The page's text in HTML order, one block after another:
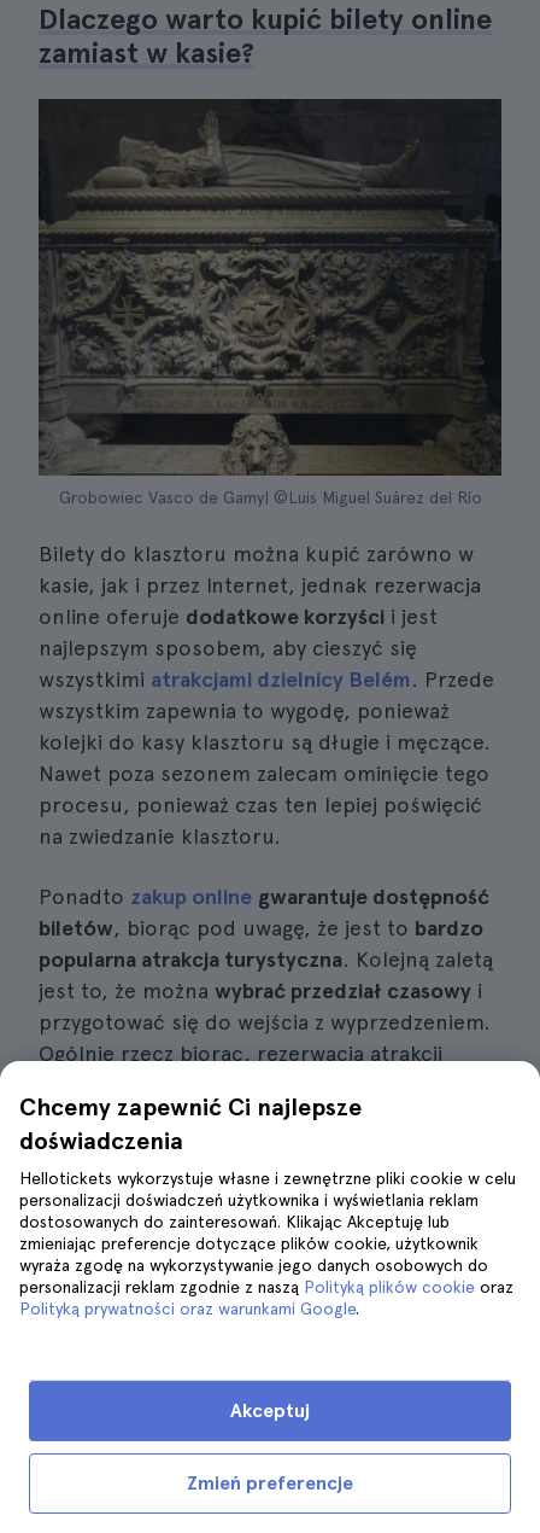
Dlaczego warto kupić bilety online
zamiast w kasie?
Grobowiec Vasco de Gamy| ©Luis Miguel Suárez del Río
Bilety do klasztoru można kupić zarówno w
kasie, jak i przez Internet, jednak rezerwacja
online oferuje dodatkowe korzyści i jest
najlepszym sposobem, aby cieszyć się
wszystkimi atrakcjami dzielnicy Belém. Przede
wszystkim zapewnia to wygodę, ponieważ
kolejki do kasy klasztoru są długie i męczące.
Nawet poza sezonem zalecam ominięcie tego
procesu, ponieważ czas ten lepiej poświęcić
na zwiedzanie klasztoru.
Ponadto zakup online gwarantuje dostępność
biletów, biorąc pod uwagę, że jest to bardzo
popularna atrakcja turystyczna. Kolejną zaletą
jest to, że można wybrać przedział czasowy i
przygotować się do wejścia z wyprzedzeniem.
Ogólnie rzecz biorąc, rezerwacja atrakcji
uczynićwizytę bardziej przyjemną
otrzymać bilety, wystarczy:
Krok 1:wybrać datę i liczbę osób.
Krok 2:podać swoje dane osobowe i
kontaktowe.
bilety cyfrowe na adres e-mail.
Zarezerwuj bilety do klasztoru Hieronimów
Chcemy zapewnić Ci najlepsze
doświadczenia
Hellotickets wykorzystuje własne i zewnętrzne pliki cookie w celu
personalizacji doświadczeń użytkownika i wyświetlania reklam
dostosowanych do zainteresowań. Klikając Akceptuję lub
zmieniając preferencje dotyczące plików cookie, użytkownik
wyraża zgodę na wykorzystywanie jego danych osobowych do
personalizacji reklam zgodnie z naszą Polityką plików cookie oraz
Polityką prywatności oraz warunkami Google.
Zmień preferencje
Akceptuj